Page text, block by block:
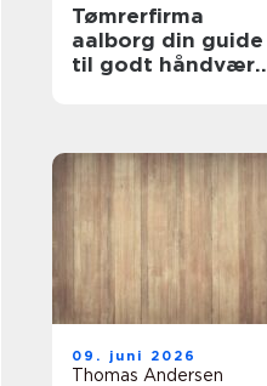
Tømrerfirma
aalborg din guide
til godt håndværk
09. juni 2026
Thomas Andersen